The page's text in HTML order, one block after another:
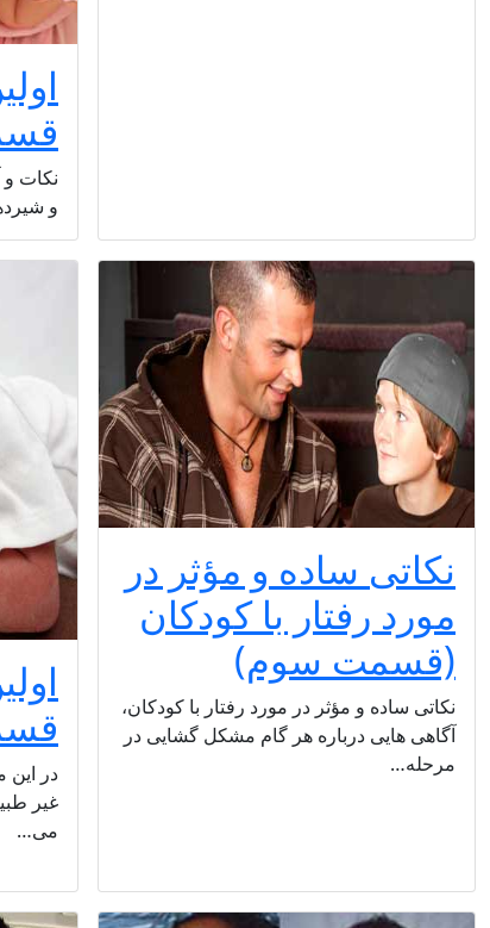
نکات و
و
نکاتی ساده و مؤثر در
مورد رفتار با کودکان
(قسمت سوم)
نکاتی ساده و مؤثر در مورد رفتار با کودکان،
آگاهی هایی درباره هر گام مشکل گشایی در
مرحله…
در این
غیر
می…